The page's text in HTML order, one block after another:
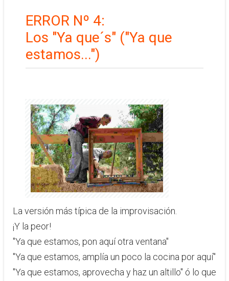
ERROR Nº 4:
​Los "Ya que´s" ("Ya que
estamos...")
​La versión más típica de la improvisación.
¡Y la peor!
"Ya que estamos, pon aquí otra ventana"
​"Ya que estamos, amplía un poco la cocina por aquí"
"Ya que estamos, aprovecha y haz un altillo" ó lo que